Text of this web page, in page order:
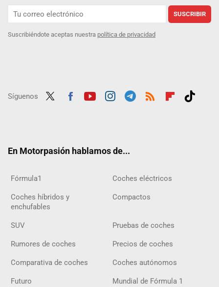
SUSCRIBIR
Suscribiéndote aceptas nuestra política de privacidad
Síguenos
En Motorpasión hablamos de...
Fórmula1 Coches eléctricos
Coches híbridos y
enchufables
Compactos
SUV Pruebas de coches
Rumores de coches Precios de coches
Comparativa de coches Coches autónomos
Futuro Mundial de Fórmula 1